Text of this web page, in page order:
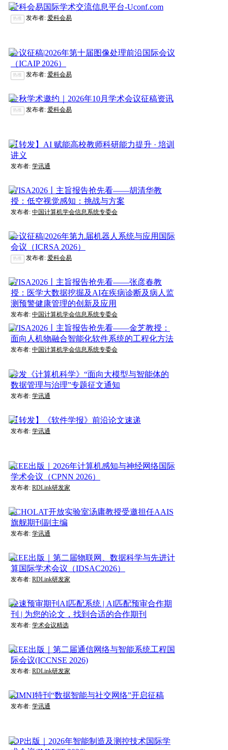
爱科会易国际学术交流信息平台-Uconf.com
热推 发布者: 爱科会易
会议征稿|2026年第十届图像处理前沿国际会议
（ICAIP 2026）
热推 发布者: 爱科会易
金秋学术邀约｜2026年10月学术会议征稿资讯
热推 发布者: 爱科会易
【转发】AI 赋能高校教师科研能力提升 · 培训
讲义
发布者: 学讯通
WISA2026丨主旨报告抢先看——胡清华教
授：低空视觉感知：挑战与方案
发布者: 中国计算机学会信息系统专委会
会议征稿|2026年第九届机器人系统与应用国际
会议（ICRSA 2026）
热推 发布者: 爱科会易
WISA2026丨主旨报告抢先看——张彦春教
授：医学大数据挖掘及AI在疾病诊断及病人监
测预警健康管理的创新及应用
发布者: 中国计算机学会信息系统专委会
WISA2026丨主旨报告抢先看——金芝教授：
面向人机物融合智能化软件系统的工程化方法
发布者: 中国计算机学会信息系统专委会
转发《计算机科学》“面向大模型与智能体的
数据管理与治理”专题征文通知
发布者: 学讯通
【转发】《软件学报》前沿论文速递
发布者: 学讯通
IEEE出版｜2026年计算机感知与神经网络国际
学术会议（CPNN 2026）
发布者: RDLink研发家
SCHOLAT开放实验室汤庸教授受邀担任AAIS
旗舰期刊副主编
发布者: 学讯通
IEEE出版｜第二届物联网、数据科学与先进计
算国际学术会议（IDSAC2026）
发布者: RDLink研发家
快速预审期刊AI匹配系统 | AI匹配预审合作期
刊 | 为您的论文，找到合适的合作期刊
发布者: 学术会议精选
IEEE出版｜第二届通信网络与智能系统工程国
际会议(ICCNSE 2026)
发布者: RDLink研发家
RIMNI特刊“数据智能与社交网络”开启征稿
发布者: 学讯通
IOP出版｜2026年智能制造及测控技术国际学